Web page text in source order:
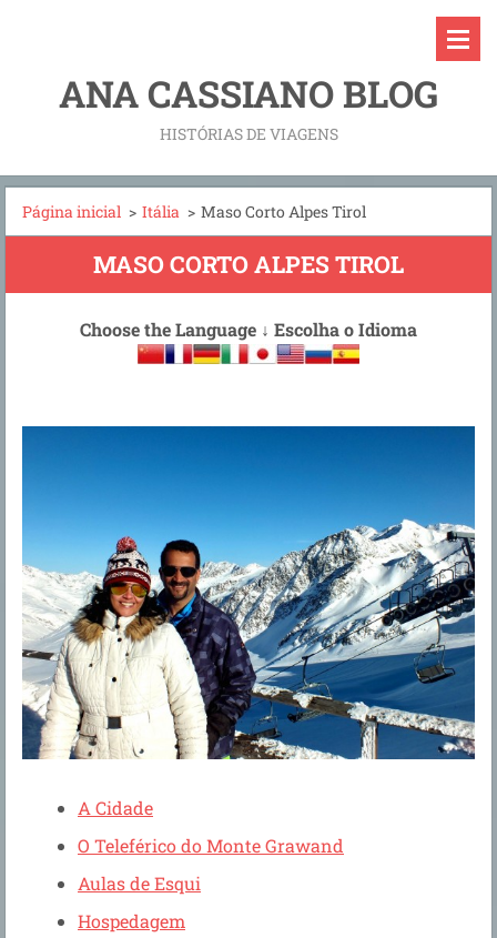
ANA CASSIANO BLOG
HISTÓRIAS DE VIAGENS
Página inicial > Itália > Maso Corto Alpes Tirol
MASO CORTO ALPES TIROL
Choose the Language ↓ Escolha o Idioma
A Cidade
O Teleférico do Monte Grawand
Aulas de Esqui
Hospedagem